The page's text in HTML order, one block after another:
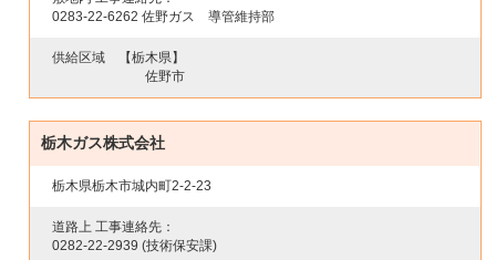
0283-22-6262 佐野ガス 導管維持部
供給区域
【栃木県】
佐野市
栃木ガス株式会社
栃木県栃木市城内町2-2-23
道路上 工事連絡先：
0282-22-2939 (技術保安課)